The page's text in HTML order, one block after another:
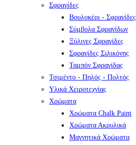
Σφραγίδες
Βουλοκέρι - Σφραγίδες
Σύμβολα Σφραγίδων
Ξύλινες Σφραγίδες
Σφραγίδες Σιλικόνης
Ταμπόν Σφραγίδας
Τσιμέντο - Πηλός - Πολτός
Υλικά Χειροτεχνίας
Χρώματα
Χρώματα Chalk Paint
Χρώματα Ακρυλικά
Μαγνητικά Χρώματα